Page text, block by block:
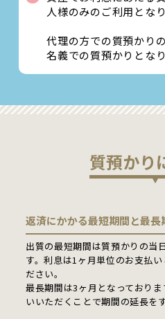
人様のみのご利用となり
代理の方での質預かり
名義での質預かりとなり
質預かり
返済にかかる最短期間と最長
出質の最短期間は質預かりの当
す。利息は1ヶ月単位のお支払
ださい。
最長期間は3ヶ月となっており
いいただくことで期間の延長を